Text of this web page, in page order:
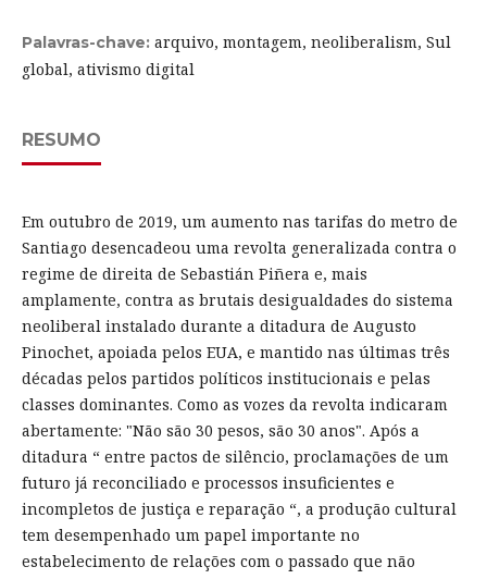
Palavras-chave: arquivo, montagem, neoliberalism, Sul
global, ativismo digital
RESUMO
Em outubro de 2019, um aumento nas tarifas do metro de
Santiago desencadeou uma revolta generalizada contra o
regime de direita de Sebastián Piñera e, mais
amplamente, contra as brutais desigualdades do sistema
neoliberal instalado durante a ditadura de Augusto
Pinochet, apoiada pelos EUA, e mantido nas últimas três
décadas pelos partidos políticos institucionais e pelas
classes dominantes. Como as vozes da revolta indicaram
abertamente: "Não são 30 pesos, são 30 anos". Após a
ditadura “ entre pactos de silêncio, proclamações de um
futuro já reconciliado e processos insuficientes e
incompletos de justiça e reparação “, a produção cultural
tem desempenhado um papel importante no
estabelecimento de relações com o passado que não